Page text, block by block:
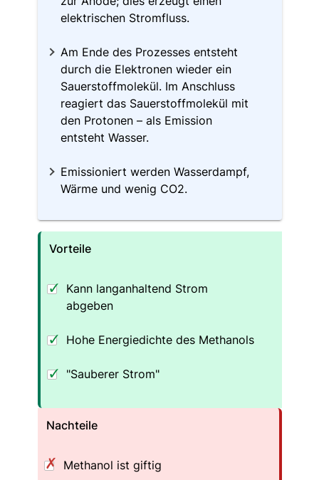
elektrischen Stromfluss.
Am Ende des Prozesses entsteht
durch die Elektronen wieder ein
Sauerstoffmolekül. Im Anschluss
reagiert das Sauerstoffmolekül mit
den Protonen – als Emission
entsteht Wasser.
Emissioniert werden Wasserdampf,
Wärme und wenig CO2.
Vorteile
Kann langanhaltend Strom
abgeben
Hohe Energiedichte des Methanols
"Sauberer Strom"
Nachteile
Methanol ist giftig